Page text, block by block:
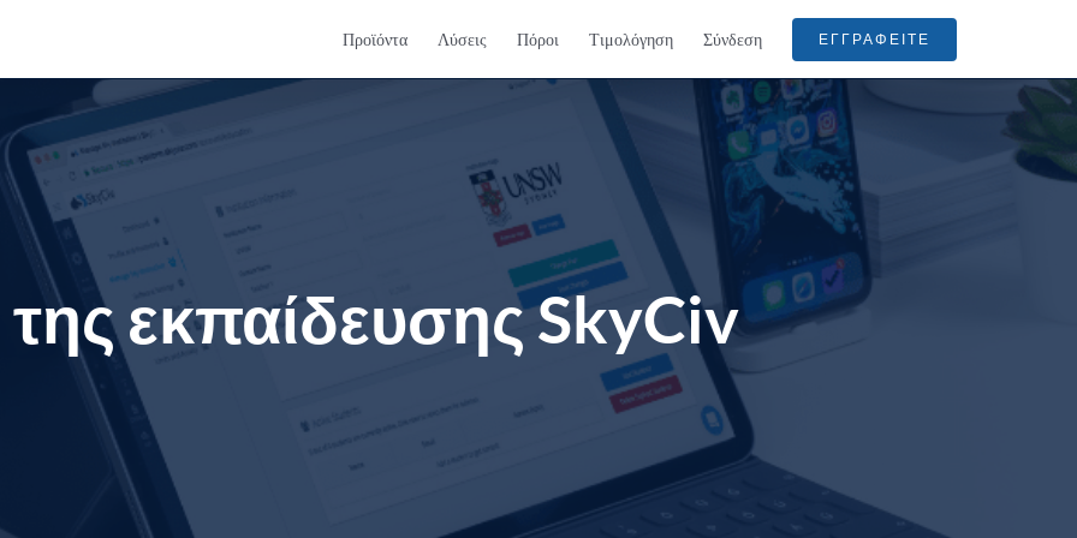
Προϊόντα Λύσεις Πόροι Τιμολόγηση Σύνδεση ΕΓΓΡΑΦΕΊΤΕ
εκπαίδευσης SkyCiv